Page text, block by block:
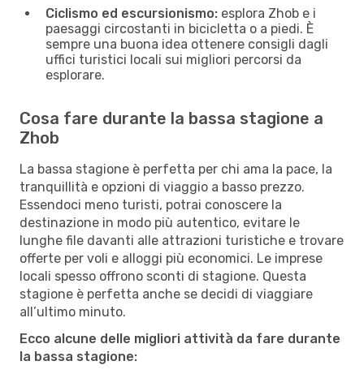
Ciclismo ed escursionismo: esplora Zhob e i
paesaggi circostanti in bicicletta o a piedi. È
sempre una buona idea ottenere consigli dagli
uffici turistici locali sui migliori percorsi da
esplorare.
Cosa fare durante la bassa stagione a
Zhob
La bassa stagione è perfetta per chi ama la pace, la
tranquillità e opzioni di viaggio a basso prezzo.
Essendoci meno turisti, potrai conoscere la
destinazione in modo più autentico, evitare le
lunghe file davanti alle attrazioni turistiche e trovare
offerte per voli e alloggi più economici. Le imprese
locali spesso offrono sconti di stagione. Questa
stagione è perfetta anche se decidi di viaggiare
all’ultimo minuto.
Ecco alcune delle migliori attività da fare durante
la bassa stagione: